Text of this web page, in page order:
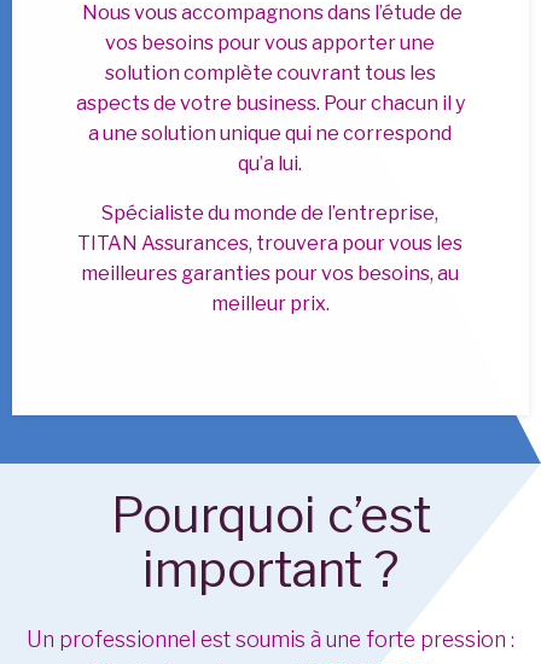
Nous vous accompagnons dans l’étude de
vos besoins pour vous apporter une
solution complète couvrant tous les
aspects de votre business. Pour chacun il y
a une solution unique qui ne correspond
qu’a lui.
​Spécialiste du monde de l’entreprise,
TITAN Assurances, trouvera pour vous les
meilleures garanties pour vos besoins, au
meilleur prix.
Pourquoi c’est
important ?
Un professionnel est soumis à une forte pression :